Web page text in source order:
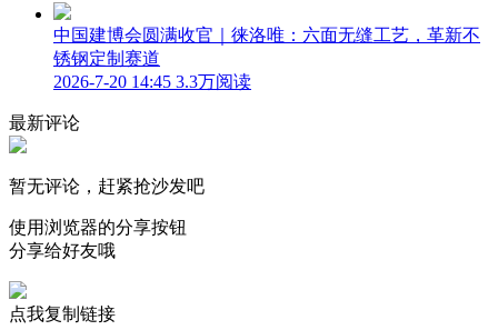
中国建博会圆满收官｜徕洛唯：六面无缝工艺，革新不
锈钢定制赛道
2026-7-20 14:45 3.3万阅读
最新评论
暂无评论，赶紧抢沙发吧
使用浏览器的分享按钮
分享给好友哦
点我复制链接